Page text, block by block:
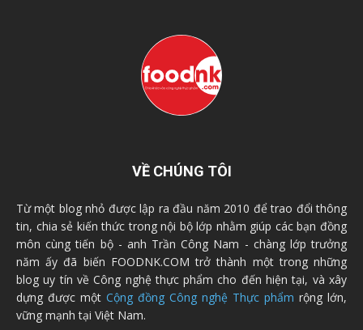
VỀ CHÚNG TÔI
Từ một blog nhỏ được lập ra đầu năm 2010 để trao đổi thông
tin, chia sẻ kiến thức trong nội bộ lớp nhằm giúp các bạn đồng
môn cùng tiến bộ - anh Trần Công Nam - chàng lớp trưởng
năm ấy đã biến FOODNK.COM trở thành một trong những
blog uy tín về Công nghệ thực phẩm cho đến hiện tại, và xây
dựng được một Cộng đồng Công nghệ Thực phẩm rộng lớn,
vững mạnh tại Việt Nam.